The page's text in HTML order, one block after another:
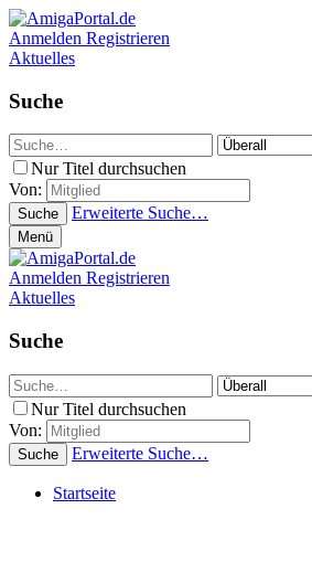
Anmelden Registrieren
Aktuelles
Suche
Nur Titel durchsuchen
Von:
Suche Erweiterte Suche…
Menü
Anmelden Registrieren
Aktuelles
Suche
Nur Titel durchsuchen
Von:
Suche Erweiterte Suche…
Startseite